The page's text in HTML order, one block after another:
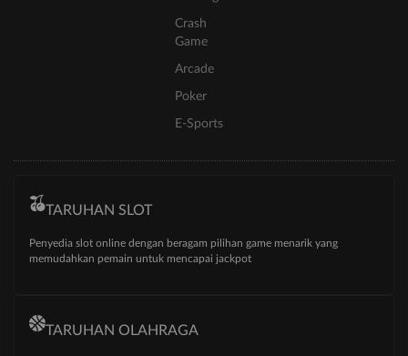
Crash
Game
Arcade
Poker
E-Sports
TARUHAN SLOT
Penyedia slot online dengan beragam pilihan game menarik yang
memudahkan pemain untuk mencapai jackpot
TARUHAN OLAHRAGA